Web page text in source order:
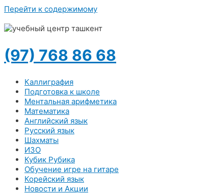
Перейти к содержимому
(97) 768 86 68
Каллиграфия
Подготовка к школе
Ментальная арифметика
Математика
Английский язык
Русский язык
Шахматы
ИЗО
Кубик Рубика
Обучение игре на гитаре
Корейский язык
Новости и Акции